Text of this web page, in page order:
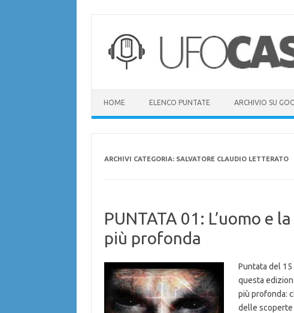
contenuto
HOME ELENCO PUNTATE ARCHIVIO SU
ARCHIVI CATEGORIA: SALVATORE CLAUDIO LETTERATO
PUNTATA 01: L’uomo e
più profonda
Puntata del
questa
più profonda:
delle scoperte